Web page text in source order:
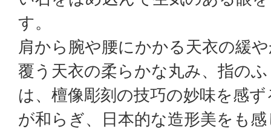
す。
肩から腕や腰にかかる天衣の緩
覆う天衣の柔らかな丸み、指の
は、檀像彫刻の技巧の妙味を感
が和らぎ、日本的な造形美をも